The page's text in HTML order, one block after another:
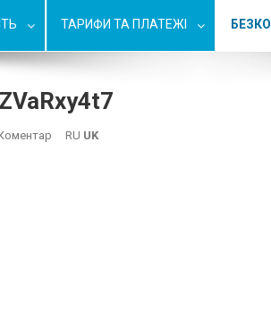
ТАРИФИ ТА ПЛАТЕЖІ
RU UK